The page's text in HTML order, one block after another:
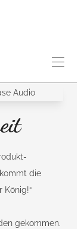
die
König!“
gekommen.